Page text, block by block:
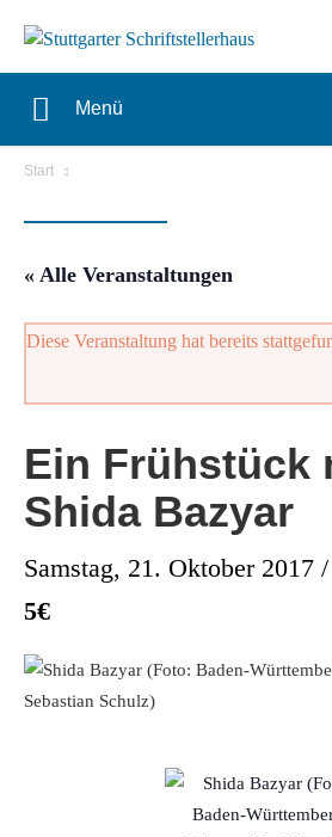
Menü
Start
« Alle Veranstaltungen
Diese Veranstaltung hat bereits
Ein Frühstück
Shida Bazyar
Samstag, 21. Oktober 2017
5€